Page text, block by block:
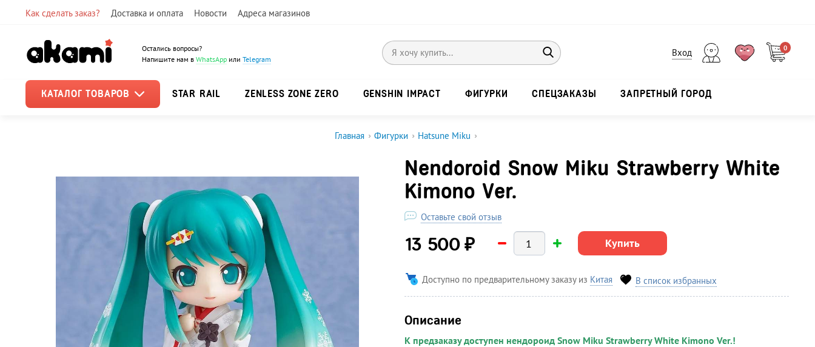
Как сделать заказ? Доставка и оплата Новости Адреса магазинов
Остались вопросы?
Напишите нам вWhatsApp илиTelegram
Вход 0
КАТАЛОГ ТОВАРОВ STAR RAIL ZENLESS ZONE ZERO GENSHIN IMPACT ФИГУРКИ СПЕЦЗАКАЗЫ ЗАПРЕТНЫЙ ГОРОД
Главная › Фигурки › Hatsune Miku ›
Nendoroid Snow Miku Strawberry White
Kimono Ver.
Оставьте свой отзыв
13 500 ₽ Купить
Доступно по предварительному заказу из Китая В список избранных
Описание
К предзаказу доступен нендороид Snow Miku Strawberry White Kimono Ver.!